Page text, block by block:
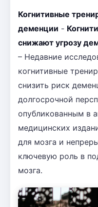
Когнитивные
деменции -
снижают угрозу
– Недавние
когнитивные
снизить риск
долгосрочной
опубликованным в
медицинских
для мозга и
ключевую роль в
мозга.